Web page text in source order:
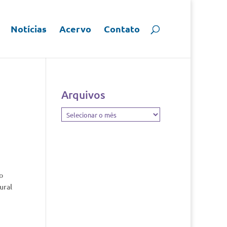
Notícias Acervo Contato
Arquivos
Arquivos